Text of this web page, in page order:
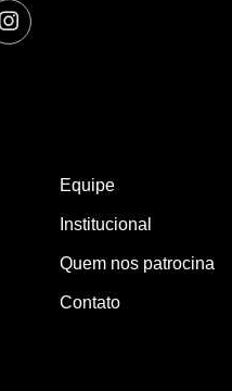
Equipe
Institucional
Quem nos patrocina
Contato